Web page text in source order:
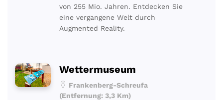
von 255 Mio. Jahren. Entdecken Sie
eine vergangene Welt durch
Augmented Reality.
Wettermuseum
Frankenberg-Schreufa
(Entfernung: 3,3 Km)